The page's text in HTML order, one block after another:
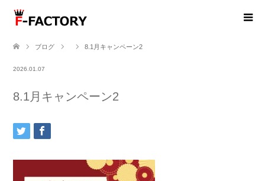
ブログ 8.1月キャンペーン2
2026.01.07
8.1月キャンペーン2